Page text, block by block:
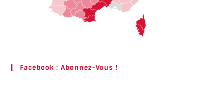
Facebook : Abonnez-Vous !